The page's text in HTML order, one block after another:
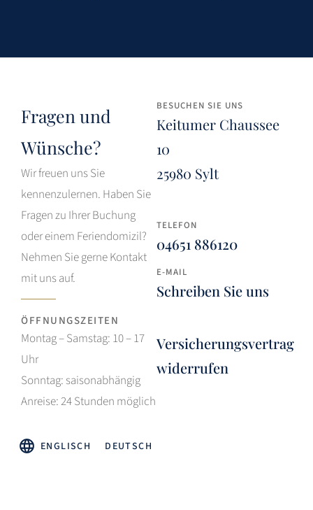
Fragen und
Wünsche?
Wir freuen uns Sie
kennenzulernen. Haben Sie
Fragen zu Ihrer Buchung
oder einem Feriendomizil?
Nehmen Sie gerne Kontakt
mit uns auf.
ÖFFNUNGSZEITEN
Montag – Samstag: 10 – 17
Uhr
Sonntag: saisonabhängig
Anreise: 24 Stunden möglich
BESUCHEN SIE UNS
Keitumer Chaussee
10
25980 Sylt
TELEFON
04651 886120
E-MAIL
Schreiben Sie uns
Versicherungsvertrag
widerrufen
ENGLISCH DEUTSCH